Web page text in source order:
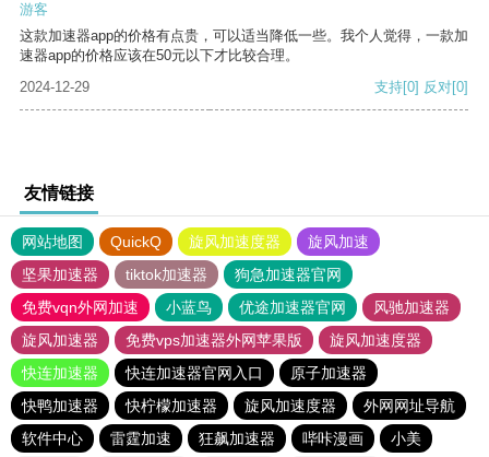
游客
这款加速器app的价格有点贵，可以适当降低一些。我个人觉得，一款加
速器app的价格应该在50元以下才比较合理。
2024-12-29
支持[0] 反对[0]
友情链接
网站地图 QuickQ 旋风加速度器
旋风加速
坚果加速器
tiktok加速器
狗急加速器官网
免费vqn外网加速
小蓝鸟 优途加速器官网
风驰加速器
旋风加速器
免费vps加速器外网苹果版
旋风加速度器
快连加速器
快连加速器官网入口
原子加速器
快鸭加速器
快柠檬加速器 旋风加速度器
外网网址导航
软件中心
雷霆加速 狂飙加速器 哔咔漫画
小美